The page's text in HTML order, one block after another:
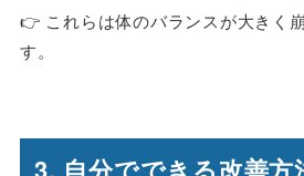
👉 これらは体のバランスが大きく
す。